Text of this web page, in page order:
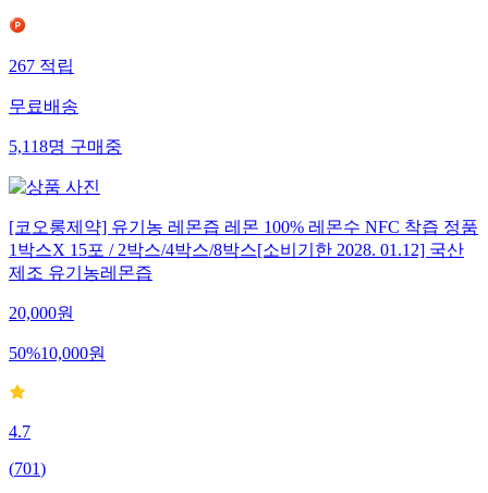
267 적립
무료배송
5,118명 구매중
[코오롱제약] 유기농 레몬즙 레몬 100% 레몬수 NFC 착즙 정품
1박스X 15포 / 2박스/4박스/8박스[소비기한 2028. 01.12] 국산
제조 유기농레몬즙
20,000원
50%10,000원
4.7
(701)